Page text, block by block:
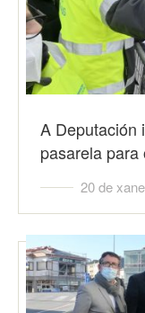
A Deputación
pasarela
20 de